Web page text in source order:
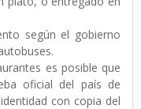
según el gobierno
es posible que
oficial del país de
con copia del